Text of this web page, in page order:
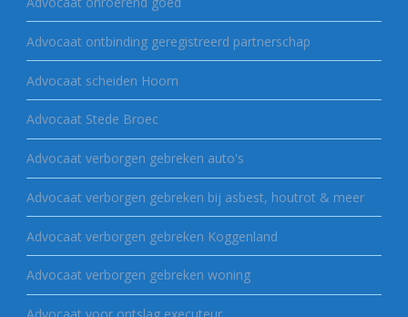
Advocaat ontbinding geregistreerd partnerschap
Advocaat scheiden Hoorn
Advocaat Stede Broec
Advocaat verborgen gebreken auto's
Advocaat verborgen gebreken bij asbest, houtrot & meer
Advocaat verborgen gebreken Koggenland
Advocaat verborgen gebreken woning